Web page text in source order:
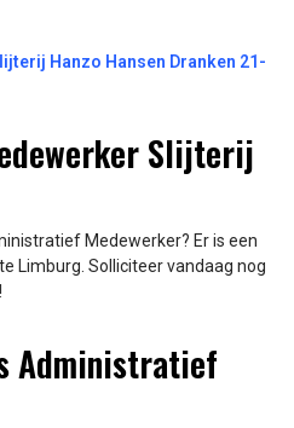
Hanzo Hansen Dranken 21-
Slijterij
Medewerker? Er is een
Limburg. Solliciteer vandaag nog
Administratief